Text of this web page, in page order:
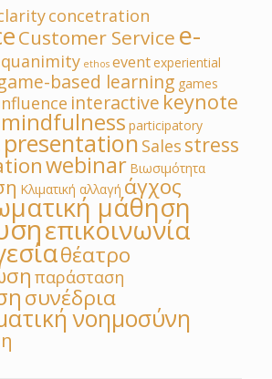
concetration
Customer Service e-
ethos eventexperiential
based learning games
interactive keynote
mindfulness participatory
presentation Sales stress
webinar Βιωσιμότητα
Κλιματική αλλαγή άγχος
μάθηση
επικοινωνία
θέατρο
παράσταση
συνέδρια
νοημοσύνη